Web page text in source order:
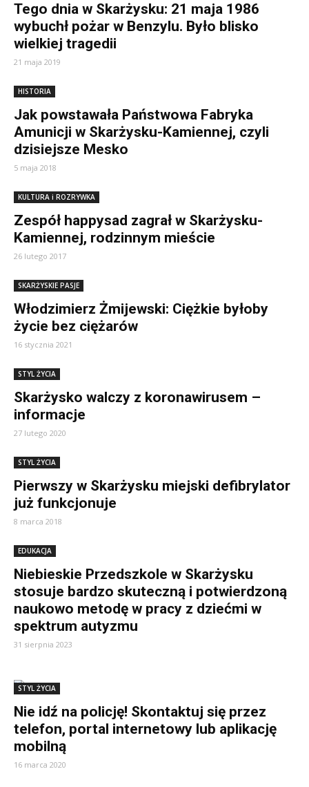
Tego dnia w Skarżysku: 21 maja 1986
wybuchł pożar w Benzylu. Było blisko
wielkiej tragedii
21 maja 2019
HISTORIA
Jak powstawała Państwowa Fabryka
Amunicji w Skarżysku-Kamiennej, czyli
dzisiejsze Mesko
5 maja 2018
KULTURA i ROZRYWKA
Zespół happysad zagrał w Skarżysku-
Kamiennej, rodzinnym mieście
26 lutego 2017
SKARŻYSKIE PASJE
Włodzimierz Żmijewski: Ciężkie byłoby
życie bez ciężarów
16 stycznia 2021
STYL ŻYCIA
Skarżysko walczy z koronawirusem –
informacje
27 lutego 2020
STYL ŻYCIA
Pierwszy w Skarżysku miejski defibrylator
już funkcjonuje
8 marca 2018
EDUKACJA
Niebieskie Przedszkole w Skarżysku
stosuje bardzo skuteczną i potwierdzoną
naukowo metodę w pracy z dziećmi w
spektrum autyzmu
31 sierpnia 2023
STYL ŻYCIA
Nie idź na policję! Skontaktuj się przez
telefon, portal internetowy lub aplikację
mobilną
16 marca 2020